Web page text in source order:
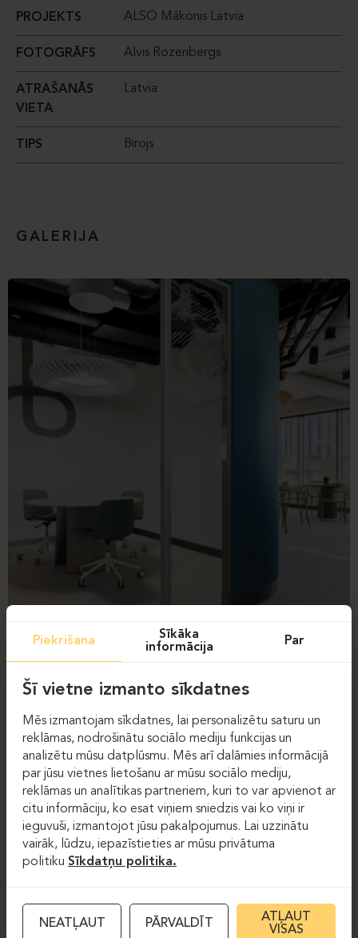
PROJEKTS ALSO Mākonis Latvia
FOTOGRĀFS Alvis Rozenbergs
ATRAŠANĀS
VIETA
Latvia
TIPS Birojs
GALERIJA
Piekrišana
Sīkāka
informācija
Par
Šī vietne izmanto sīkdatnes
Mēs izmantojam sīkdatnes, lai personalizētu saturu un
reklāmas, nodrošinātu sociālo mediju funkcijas un
analizētu mūsu datplūsmu. Mēs arī dalāmies informācijā
par jūsu vietnes lietošanu ar mūsu sociālo mediju,
reklāmas un analītikas partneriem, kuri to var apvienot ar
citu informāciju, ko esat viņiem sniedzis vai ko viņi ir
ieguvuši, izmantojot jūsu pakalpojumus. Lai uzzinātu
vairāk, lūdzu, iepazīstieties ar mūsu privātuma
politiku Sīkdatņu politika.
NEATĻAUT PĀRVALDĪT
ATĻAUT
VISAS